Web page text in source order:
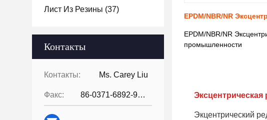
Лист Из Резины (37)
Контакты
Контакты: Ms. Carey Liu
Факс: 86-0371-6892-9024
EPDM/NBR/NR
EPDM/NBR/NR
промышленности
Эксцентрическая
Экцентрический